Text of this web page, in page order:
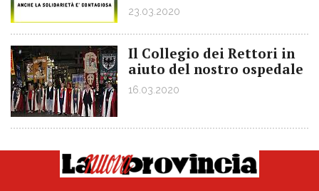
23.03.2020
Il Collegio dei Rettori in
aiuto del nostro ospedale
16.03.2020